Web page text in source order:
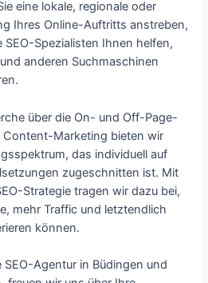
eine lokale, regionale oder
Ihres Online-Auftritts anstreben,
Spezialisten Ihnen helfen,
anderen Suchmaschinen
über die On- und Off-Page-
Content-Marketing bieten wir
das individuell auf
zugeschnitten ist. Mit
Strategie tragen wir dazu bei,
mehr Traffic und letztendlich
können.
SEO-Agentur in Büdingen und